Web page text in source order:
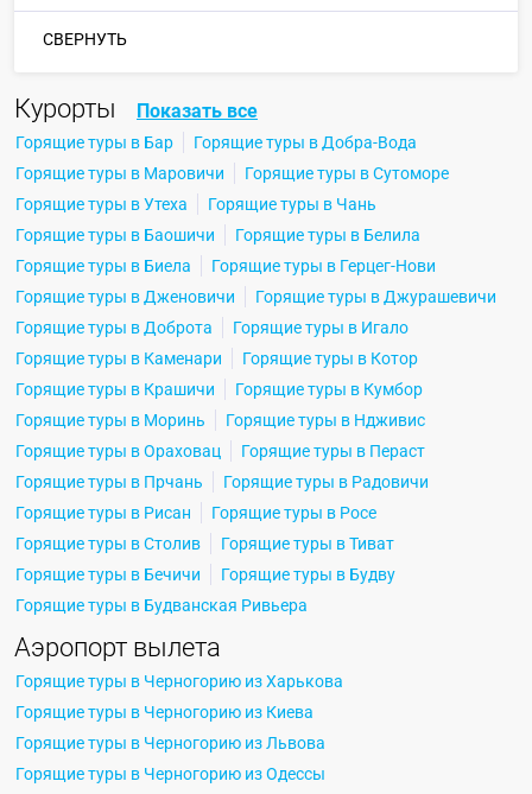
СВЕРНУТЬ
Курорты Показать все
Горящие туры в Бар
Горящие туры в Добра-Вода
Горящие туры в Маровичи
Горящие туры в Сутоморе
Горящие туры в Утеха
Горящие туры в Чань
Горящие туры в Баошичи
Горящие туры в Белила
Горящие туры в Биела
Горящие туры в Герцег-Нови
Горящие туры в Дженовичи
Горящие туры в Джурашевичи
Горящие туры в Доброта
Горящие туры в Игало
Горящие туры в Каменари
Горящие туры в Котор
Горящие туры в Крашичи
Горящие туры в Кумбор
Горящие туры в Моринь
Горящие туры в Ндживис
Горящие туры в Ораховац
Горящие туры в Пераст
Горящие туры в Прчань
Горящие туры в Радовичи
Горящие туры в Рисан
Горящие туры в Росе
Горящие туры в Столив
Горящие туры в Тиват
Горящие туры в Бечичи
Горящие туры в Будву
Горящие туры в Будванская Ривьера
Аэропорт вылета
Горящие туры в Черногорию из Харькова
Горящие туры в Черногорию из Киева
Горящие туры в Черногорию из Львова
Горящие туры в Черногорию из Одессы